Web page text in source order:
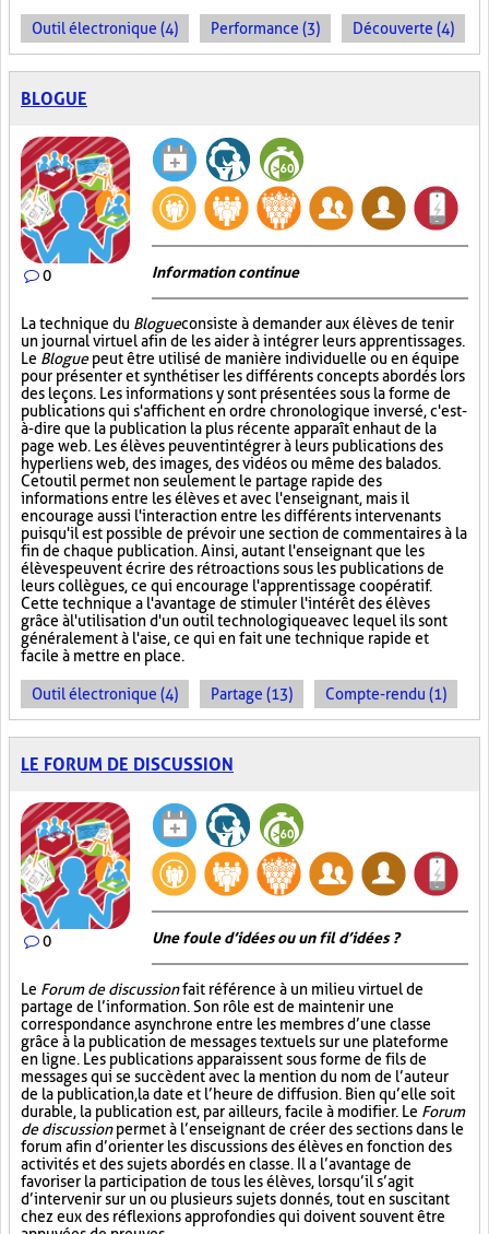
Outil électronique (4) Performance (3) Découverte (4)
BLOGUE
0 Information continue
La technique du Blogueconsiste à demander aux élèves de tenir
un journal virtuel afin de les aider à intégrer leurs apprentissages.
Le Bloguepeut être utilisé de manière individuelle ou en équipe
pour présenter et synthétiser les différents concepts abordés lors
des leçons. Les informations y sont présentées sous la forme de
publications qui s'affichent en ordre chronologique inversé, c'est-
à-dire que la publication la plus récente apparaît en haut de la
page web. Les élèves peuvent intégrer à leurs publications des
hyperliens web, des images, des vidéos ou même des balados.
Cet outil permet non seulement le partage rapide des
informations entre les élèves et avec l'enseignant, mais il
encourage aussi l'interaction entre les différents intervenants
puisqu'il est possible de prévoir une section de commentaires à la
fin de chaque publication. Ainsi, autant l'enseignant que les
élèves peuvent écrire des rétroactions sous les publications de
leurs collègues, ce qui encourage l'apprentissage coopératif.
Cette technique a l'avantage de stimuler l'intérêt des élèves
grâce à l'utilisation d'un outil technologique avec lequel ils sont
généralement à l'aise, ce qui en fait une technique rapide et
facile à mettre en place.
Outil électronique (4) Partage (13) Compte-rendu (1)
LE FORUM DE DISCUSSION
0 Une foule d’idées ou un fil d’idées ?
Le Forum de discussionfait référence à un milieu virtuel de
partage de l’information. Son rôle est de maintenir une
correspondance asynchrone entre les membres d’une classe
grâce à la publication de messages textuels sur une plateforme
en ligne. Les publications apparaissent sous forme de fils de
messages qui se succèdent avec la mention du nom de l’auteur
de la publication, la date et l’heure de diffusion. Bien qu’elle soit
durable, la publication est, par ailleurs, facile à modifier. Le Forum
de discussionpermet à l’enseignant de créer des sections dans le
forum afin d’orienter les discussions des élèves en fonction des
activités et des sujets abordés en classe. Il a l’avantage de
favoriser la participation de tous les élèves, lorsqu’il s’agit
d’intervenir sur un ou plusieurs sujets donnés, tout en suscitant
chez eux des réflexions approfondies qui doivent souvent être